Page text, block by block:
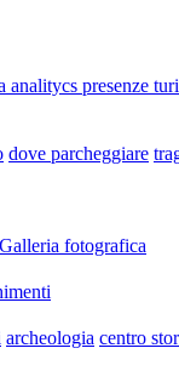
analitycs presenze
dove parcheggiare
Galleria fotografica
archeologia centro